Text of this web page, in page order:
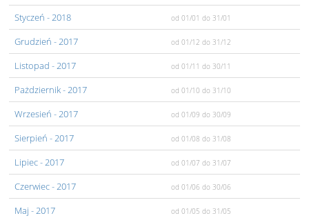
Styczeń - 2018 od 01/01 do 31/01
Grudzień - 2017 od 01/12 do 31/12
Listopad - 2017 od 01/11 do 30/11
Pażdziernik- 2017 od 01/10 do 31/10
Wrzesień - 2017 od 01/09 do 30/09
Sierpień - 2017 od 01/08 do 31/08
Lipiec- 2017 od 01/07 do 31/07
Czerwiec- 2017 od 01/06 do 30/06
Maj - 2017 od 01/05 do 31/05